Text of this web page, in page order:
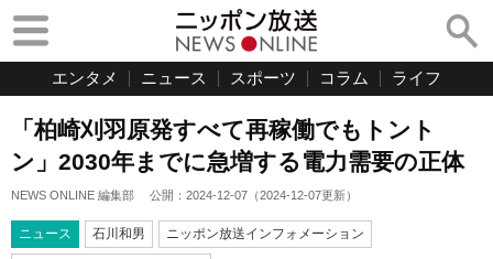
エンタメ ニュース スポーツ コラム ライフ
「柏崎刈羽原発すべて再稼働でもトント
ン」2030年までに急増する電力需要の正体
NEWS ONLINE 編集部 公開： 2024-12-07 （2024-12-07更新）
ニュース 石川和男 ニッポン放送インフォメーション